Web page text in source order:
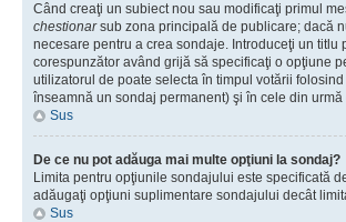
Când creaţi un subiect nou sau modificaţi primul
chestionarsub zona principală de publicare; dacă
necesare pentru a crea sondaje. Introduceţi un
corespunzător având grijă să specificaţi o opţiune
utilizatorul de poate selecta în timpul votării
înseamnă un sondaj permanent) şi în cele din
Sus
De ce nu pot adăuga mai multe opţiuni la sondaj?
Limita pentru opţiunile sondajului este specificată
adăugaţi opţiuni suplimentare sondajului decât
Sus